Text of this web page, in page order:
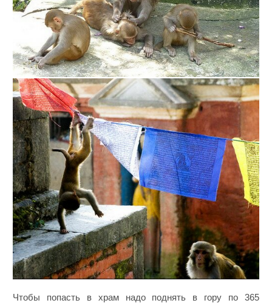
Чтобы попасть в храм надо поднять в гору по 365